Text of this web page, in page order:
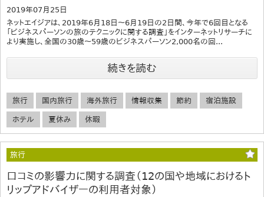
2019年07月25日
ネットエイジアは、2019年6月18日～6月19日の2日間、今年で6回目となる
「ビジネスパーソンの旅のテクニックに関する調査」をインターネットリサーチに
より実施し、全国の30歳～59歳のビジネスパーソン2,000名の回...
続きを読む
旅行 国内旅行 海外旅行 情報収集 節約 宿泊施設
ホテル 夏休み 休暇
旅行
口コミの影響力に関する調査（12の国や地域におけるト
リップアドバイザーの利用者対象）